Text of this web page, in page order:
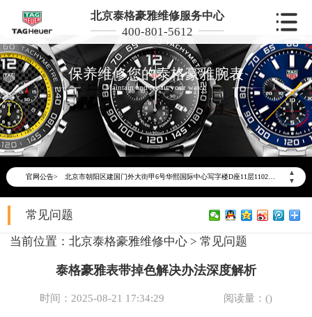
北京泰格豪雅维修服务中心
400-801-5612
保养维修您的泰格豪雅腕表
Maintain and repair your watch
官网公告>
▲
▼
2026年6月泰格豪雅北京市售后服务网络优化升级公告
2026年6月北京市泰格豪雅官方售后客户服务热线：400-801-5612
2026年6月泰格豪雅售后服务中心最新网点地址：
北京市东城区东长安街1号东方广场写字楼W3座6层602室（需提前预约）
北京市朝阳区建国门外大街甲6号华熙国际中心写字楼D座11层1102室（需提前预约）
北京市东城区东长安街1号王府井东方广场W3座6层602室泰格豪雅售后服务中心（需提前预约）
节假日正常营业！
常见问题
当前位置： 北京泰格豪雅维修中心 > 常见问题
泰格豪雅表带掉色解决办法深度解析
时间：2025-08-21 17:34:29 阅读量：()